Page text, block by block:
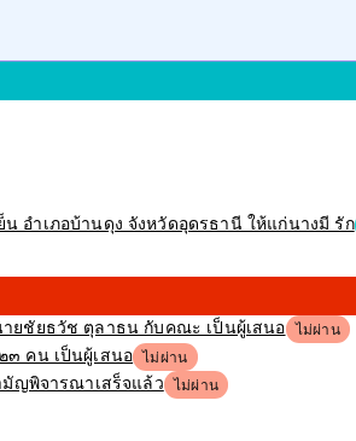
อำเภอบ้านดุง จังหวัดอุดรธานี ให้แก่นางมี รัก
ยชัยธวัช ตุลาธน กับคณะ เป็นผู้เสนอ ไม่ผ่าน
คน เป็นผู้เสนอ ไม่ผ่าน
ญพิจารณาเสร็จแล้ว ไม่ผ่าน